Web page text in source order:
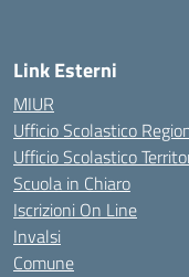
Link Esterni
MIUR
Ufficio Scolastico
Ufficio Scolastico
Scuola in Chiaro
Iscrizioni On Line
Invalsi
Comune